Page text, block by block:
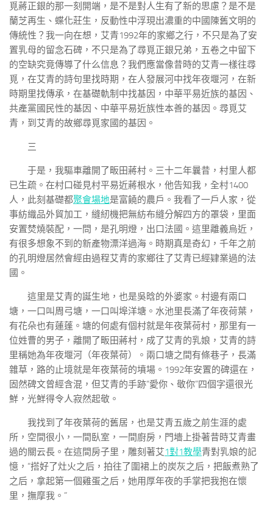
覓蔣正銀的那一刻開端，是不是對人生有了新的思慮？是不是
蘭芝再生、蝶化莊生，反動性中浮現出濃重的中國陳舊文明的
傳統性？我一向在想，艾青1992年的家鄉之行，不只是為了安
置乳母的留念石碑，不只是為了尋覓正銀兄弟，五卷之中留下
的空缺究竟傳導了什么信息？我們應當像昔時的艾青一樣往尋
覓，在艾青的詩句里找時期，在人發展河中找年夜堰河，在新
時期里找傳承，在基礎軌制中找基因，中華平易近族的基因、
共產黨國民性的基因、中華平易近族性本善的基因。尋覓艾
青，到艾青的故鄉尋覓家國的基因。
三
于是，我驅車離開了畈田蔣村。三十二年曩昔，村里人都
已生疏。在村口碰見村平易近蔣根水，他告知我，全村1400
人，此刻基礎都聚會場地是富饒的農戶。我看了一戶人家，從
事紡織品外貿加工，縫紉機把無紡布縫分解四方的罩袋，里面
安置焚燒裝配，一問，是孔明燈，出口法國。這里離義烏近，
有很多想象不到的新產物漂洋過海。時期真是奇幻，千年之前
的孔明燈居然會經由過程艾青的家鄉往了艾青已經肄業過的法
國。
這里是艾青的誕生地，也是吳晗的外婆家。村邊有兩口
塘，一口叫周弓塘，一口叫埠洋塘。水池里長滿了年夜荷葉，
有花朵也有蓮蓬。塘的何處有個村就是年夜葉荷村，那里有一
位姓曹的男子，離開了畈田蔣村，成了艾青的乳娘，艾青的詩
里稱她為年夜堰河（年夜葉荷）。兩口塘之間有條巷子，長滿
雜草，路的止境就是年夜葉荷的墳場。1992年安置的碑還在，
固然碑文曾經含混，但艾青的手跡“愛你、敬你”四個字還很光
鮮，光鮮得令人寂然起敬。
我找到了年夜葉荷的舊居，也是艾青五歲之前生涯的處
所，空間很小，一間臥室，一間廚房，門墻上掛著昔時艾青畫
過的關云長。在這間房子里，雕刻著艾1對1教學青對乳娘的記
憶，“搭好了灶火之后，拍往了圍裙上的炭灰之后，把飯煮熟了
之后，拿起第一個雞蛋之后，她用厚年夜的手掌把我抱在懷
里，撫摩我。”